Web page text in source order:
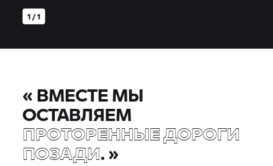
1 / 1
«ВМЕСТЕ МЫ
ОСТАВЛЯЕМ
ПРОТОРЕННЫЕ ДОРОГИ
ПОЗАДИ.»